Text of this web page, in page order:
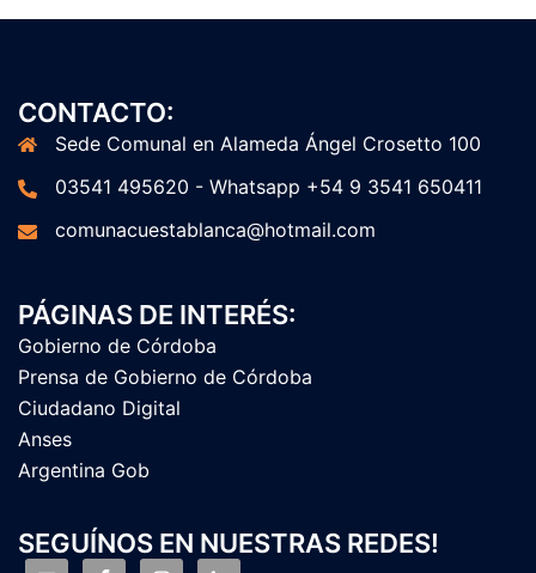
CONTACTO:
Sede Comunal en Alameda Ángel Crosetto 100
03541 495620 - Whatsapp +54 9 3541 650411
comunacuestablanca@hotmail.com
PÁGINAS DE INTERÉS:
Gobierno de Córdoba
Prensa de Gobierno de Córdoba
Ciudadano Digital
Anses
Argentina Gob
SEGUÍNOS EN NUESTRAS REDES!